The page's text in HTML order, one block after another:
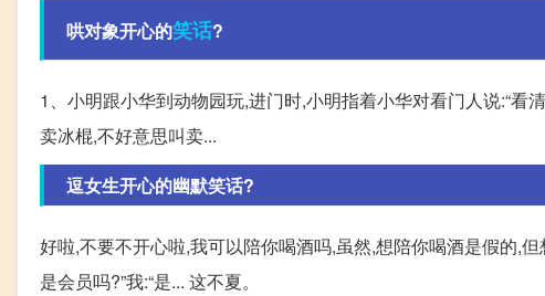
哄对象开心的笑话?
1、小明跟小华到动物园玩,进门时,小明指着小华对看门人说:“看
卖冰棍,不好意思叫卖...
逗女生开心的幽默笑话?
好啦,不要不开心啦,我可以陪你喝酒吗,虽然,想陪你喝酒是假的,
是会员吗?”我:“是... 这不夏。